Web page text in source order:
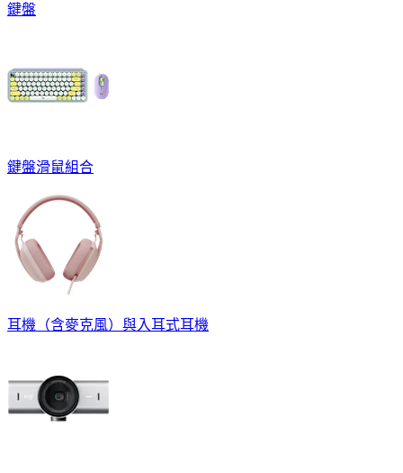
鍵盤
鍵盤滑鼠組合
耳機（含麥克風）與入耳式耳機